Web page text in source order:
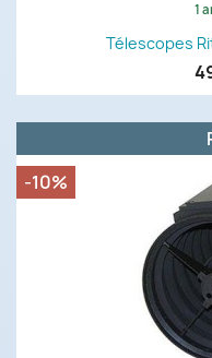
1
Télescopes
-10%